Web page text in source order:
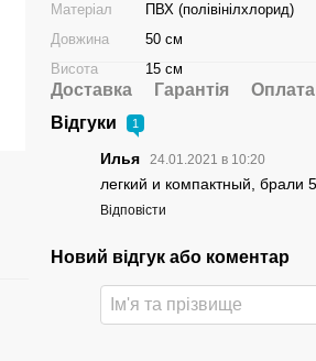
Матеріал
ПВХ (полівінілхлорид)
Довжина
50 см
Висота
15 см
Доставка Гарантія Оплата
Відгуки
1
Илья 24.01.2021 в 10:20
легкий и компактный, брали
Відповісти
Новий відгук або коментар